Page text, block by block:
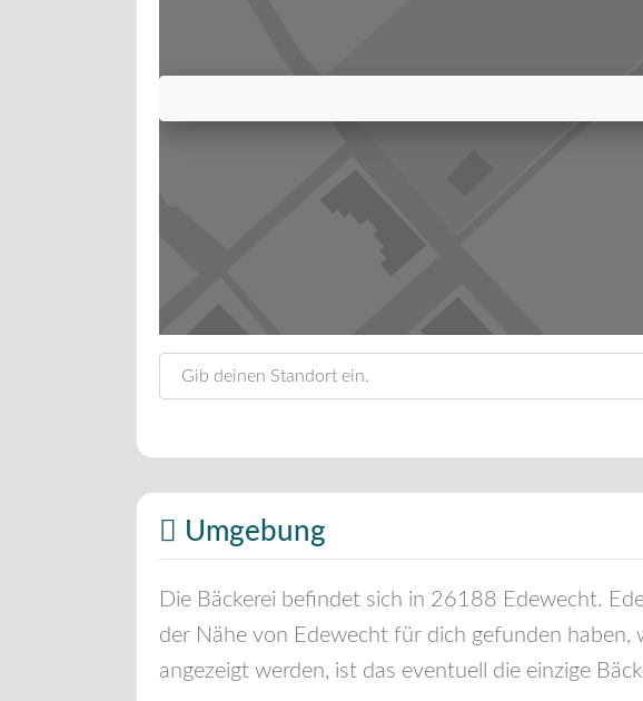
Umgebung
Die Bäckerei befindet sich in 26188 Edewecht.
der Nähe von Edewecht für dich gefunden haben,
angezeigt werden, ist das eventuell die einzige